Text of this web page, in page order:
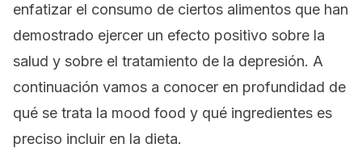
enfatizar el consumo de ciertos alimentos que han
demostrado ejercer un efecto positivo sobre la
salud y sobre el tratamiento de la depresión. A
continuación vamos a conocer en profundidad de
qué se trata la mood food y qué ingredientes es
preciso incluir en la dieta.